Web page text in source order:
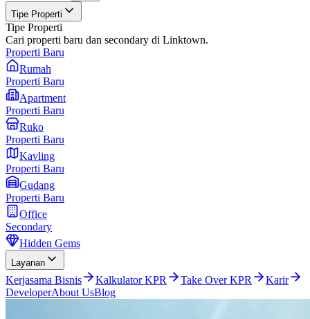
Tipe Properti
Tipe Properti
Cari properti baru dan secondary di Linktown.
Properti Baru
Rumah
Properti Baru
Apartment
Properti Baru
Ruko
Properti Baru
Kavling
Properti Baru
Gudang
Properti Baru
Office
Secondary
Hidden Gems
Layanan
Kerjasama Bisnis Kalkulator KPR Take Over KPR
Karir
DeveloperAbout UsBlog